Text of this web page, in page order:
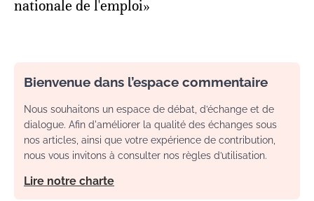
nationale de l'emploi»
Bienvenue dans l’espace commentaire
Nous souhaitons un espace de débat, d’échange et de
dialogue. Afin d'améliorer la qualité des échanges sous
nos articles, ainsi que votre expérience de contribution,
nous vous invitons à consulter nos règles d’utilisation.
Lire notre charte